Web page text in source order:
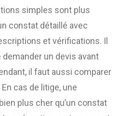
simples sont plus
constat détaillé avec
et vérifications. Il
un devis avant
il faut aussi comparer
cas de litige, une
plus cher qu’un constat